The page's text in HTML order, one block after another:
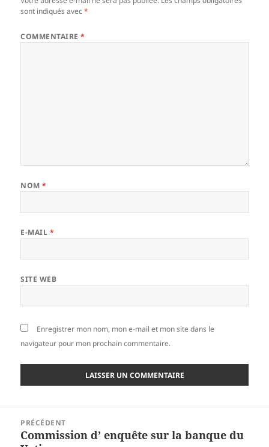
sont indiqués avec*
COMMENTAIRE*
NOM*
E-MAIL *
SITE WEB
Enregistrer mon nom, mon e-mail et mon site dans le
navigateur pour mon prochain commentaire.
l’article
PRÉCÉDENT
Article
Commission d’ enquête sur la banque du